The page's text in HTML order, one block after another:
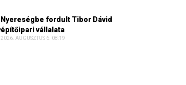
Nyereségbe fordult Tibor Dávid
építőipari vállalata
2026. AUGUSZTUS 6. 08:19